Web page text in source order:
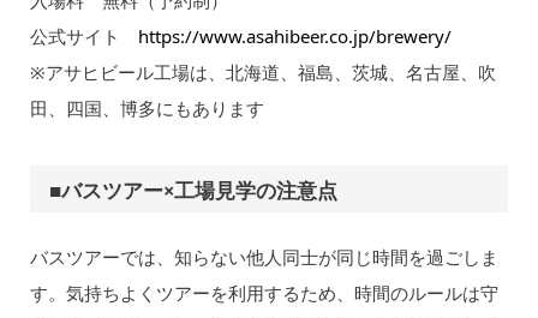
公式サイト https://www.asahibeer.co.jp/brewery/
※アサヒビール工場は、北海道、福島、茨城、名古屋、吹
田、四国、博多にもあります
■バスツアー×工場見学の注意点
バスツアーでは、知らない他人同士が同じ時間を過ごしま
す。気持ちよくツアーを利用するため、時間のルールは守